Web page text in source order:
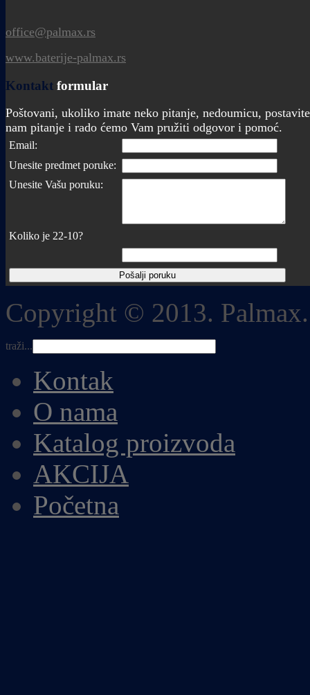
office@palmax.rs
www.baterije-palmax.rs
Kontakt formular
Poštovani, ukoliko imate neko pitanje, nedoumicu, postavite
nam pitanje i rado ćemo Vam pružiti odgovor i pomoć.
Email:
Unesite predmet poruke:
Unesite Vašu poruku:
Koliko je 22-10?
Copyright © 2013.
traži...
Kontak
O nama
Katalog proizvoda
AKCIJA
Početna